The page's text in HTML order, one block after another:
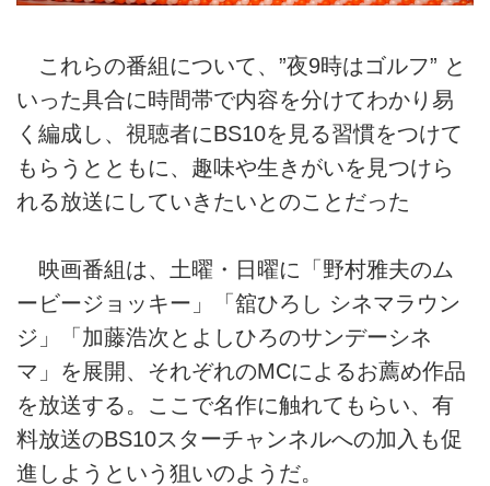
これらの番組について、”夜9時はゴルフ” と
いった具合に時間帯で内容を分けてわかり易
く編成し、視聴者にBS10を見る習慣をつけて
もらうとともに、趣味や生きがいを見つけら
れる放送にしていきたいとのことだった
映画番組は、土曜・日曜に「野村雅夫のム
ービージョッキー」「舘ひろし シネマラウン
ジ」「加藤浩次とよしひろのサンデーシネ
マ」を展開、それぞれのMCによるお薦め作品
を放送する。ここで名作に触れてもらい、有
料放送のBS10スターチャンネルへの加入も促
進しようという狙いのようだ。